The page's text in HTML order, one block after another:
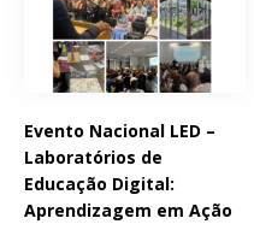
Evento Nacional LED –
Laboratórios de
Educação Digital:
Aprendizagem em Ação